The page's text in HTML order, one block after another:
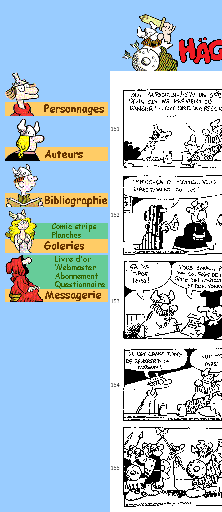
151
152
153
154
155